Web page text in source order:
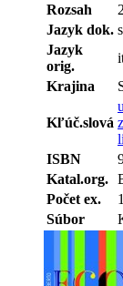
Rozsah
Jazyk dok.
Jazyk
orig.
Krajina
Kľúč.slová
ISBN
Katal.org.
Počet ex.
Súbor